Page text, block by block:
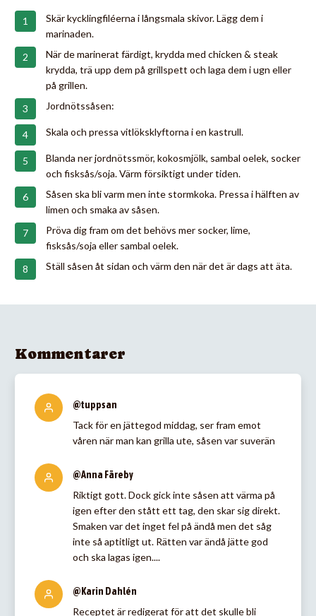
Skär kycklingfiléerna i långsmala skivor. Lägg dem i
marinaden.
När de marinerat färdigt, krydda med chicken & steak
krydda, trä upp dem på grillspett och laga dem i ugn eller
på grillen.
Jordnötssåsen:
Skala och pressa vitlöksklyftorna i en kastrull.
Blanda ner jordnötssmör, kokosmjölk, sambal oelek, socker
och fisksås/soja. Värm försiktigt under tiden.
Såsen ska bli varm men inte stormkoka. Pressa i hälften av
limen och smaka av såsen.
Pröva dig fram om det behövs mer socker, lime,
fisksås/soja eller sambal oelek.
Ställ såsen åt sidan och värm den när det är dags att äta.
Kommentarer
@tuppsan
Tack för en jättegod middag, ser fram emot
våren när man kan grilla ute, såsen var suverän
@Anna Färeby
Riktigt gott. Dock gick inte såsen att värma på
igen efter den stått ett tag, den skar sig direkt.
Smaken var det inget fel på ändå men det såg
inte så aptitligt ut. Rätten var ändå jätte god
och ska lagas igen....
@Karin Dahlén
Receptet är redigerat för att det skulle bli